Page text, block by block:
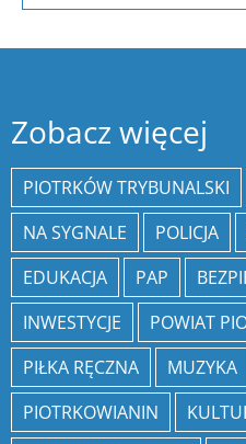
Zobacz więcej
PIOTRKÓW TRYBUNALSKI
NA SYGNALE
POLICJA
EDUKACJA
PAP
INWESTYCJE
POWIAT
PIŁKA RĘCZNA
MUZYKA
PIOTRKOWIANIN